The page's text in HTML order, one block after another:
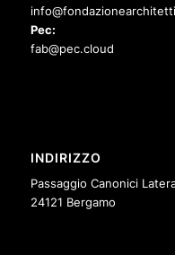
Pec:
fab@pec.cloud
INDIRIZZO
Passaggio Canonici
24121 Bergamo